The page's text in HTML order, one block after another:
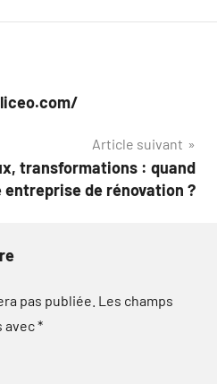
Article suivant
transformations : quand
de rénovation ?
pas publiée. Les champs
avec*